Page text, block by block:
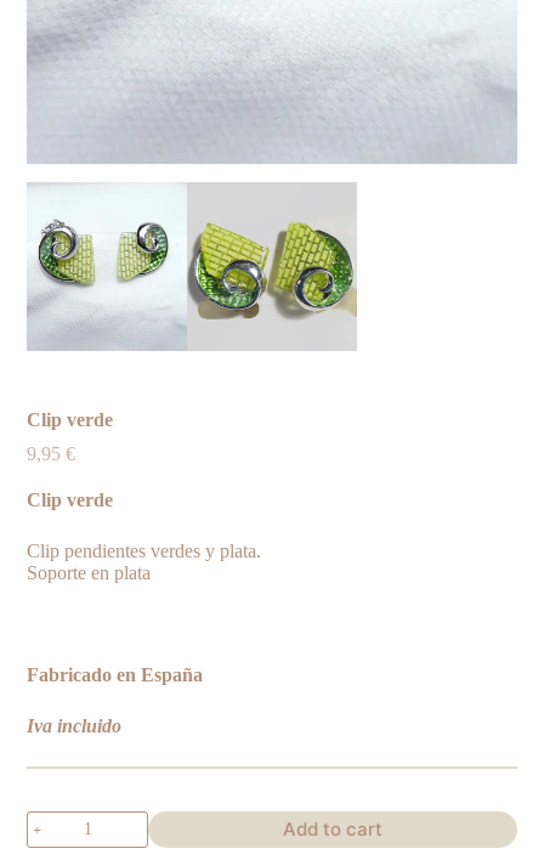
Clip verde
9,95€
Clip verde
Clip pendientes verdes y plata.
Soporte en plata
Fabricado en España
Iva incluido
Clip
verde
Add to cart